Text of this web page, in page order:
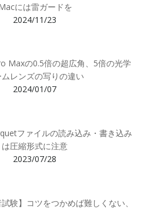
には雷ガードを
2024/11/23
Maxの0.5倍の超広角、5倍の光学
ムレンズの写りの違い
2024/01/07
ファイルの読み込み・書き込み
は圧縮形式に注意
2023/07/28
験】コツをつかめば難しくない、